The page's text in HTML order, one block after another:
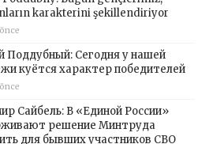
karakterini şekillendiriyor
Поддубный: Сегодня у нашей
куётся характер победителей
Сайбель: В «Единой России»
решение Минтруда
для бывших участников СВО